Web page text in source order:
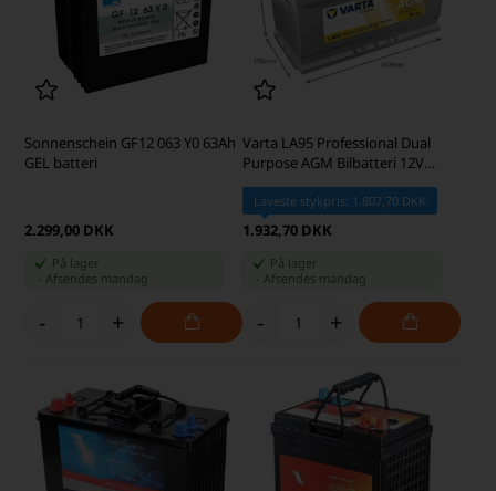
Sonnenschein GF12 063 Y0 63Ah
GEL batteri
2.299,00 DKK
På lager
-Afsendes mandag
- +
Varta LA95 Professional Dual
Purpose AGM Bilbatteri 12V
95Ah 840095085
Laveste stykpris: 1.807,70 DKK
1.932,70 DKK
På lager
Afsendes mandag
- +